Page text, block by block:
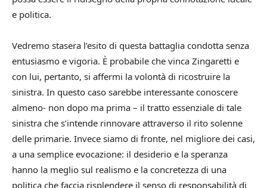
e politica.
Vedremo stasera l’esito di questa battaglia condotta senza
entusiasmo e vigoria. È probabile che vinca Zingaretti e
con lui, pertanto, si affermi la volontà di ricostruire la
sinistra. In questo caso sarebbe interessante conoscere
almeno- non dopo ma prima – il tratto essenziale di tale
sinistra che s’intende rinnovare attraverso il rito solenne
delle primarie. Invece siamo di fronte, nel migliore dei casi,
a una semplice evocazione: il desiderio e la speranza
hanno la meglio sul realismo e la concretezza di una
politica che faccia risplendere il senso di responsabilità di